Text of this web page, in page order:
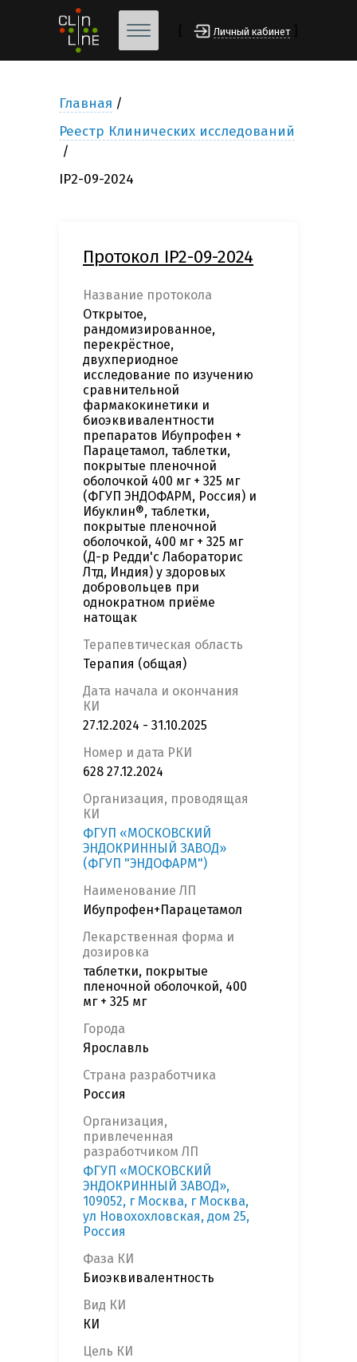
Личный кабинет
Главная
Реестр Клинических исследований
IP2-09-2024
Протокол IP2-09-2024
Название протокола
Открытое,
рандомизированное,
перекрёстное,
двухпериодное
исследование по изучению
сравнительной
фармакокинетики и
биоэквивалентности
препаратов Ибупрофен +
Парацетамол, таблетки,
покрытые пленочной
оболочкой 400 мг + 325 мг
(ФГУП ЭНДОФАРМ, Россия) и
Ибуклин®, таблетки,
покрытые пленочной
оболочкой, 400 мг + 325 мг
(Д-р Редди'с Лабораторис
Лтд, Индия) у здоровых
добровольцев при
однократном приёме
натощак
Терапевтическая область
Терапия (общая)
Дата начала и окончания
КИ
27.12.2024 - 31.10.2025
Номер и дата РКИ
628 27.12.2024
Организация, проводящая
КИ
ФГУП «МОСКОВСКИЙ
ЭНДОКРИННЫЙ ЗАВОД»
(ФГУП "ЭНДОФАРМ")
Наименование ЛП
Ибупрофен+Парацетамол
Лекарственная форма и
дозировка
таблетки, покрытые
пленочной оболочкой, 400
мг + 325 мг
Города
Ярославль
Страна разработчика
Россия
Организация,
привлеченная
разработчиком ЛП
ФГУП «МОСКОВСКИЙ
ЭНДОКРИННЫЙ ЗАВОД»,
109052, г Москва, г Москва,
ул Новохохловская, дом 25,
Россия
Фаза КИ
Биоэквивалентность
Вид КИ
КИ
Цель КИ